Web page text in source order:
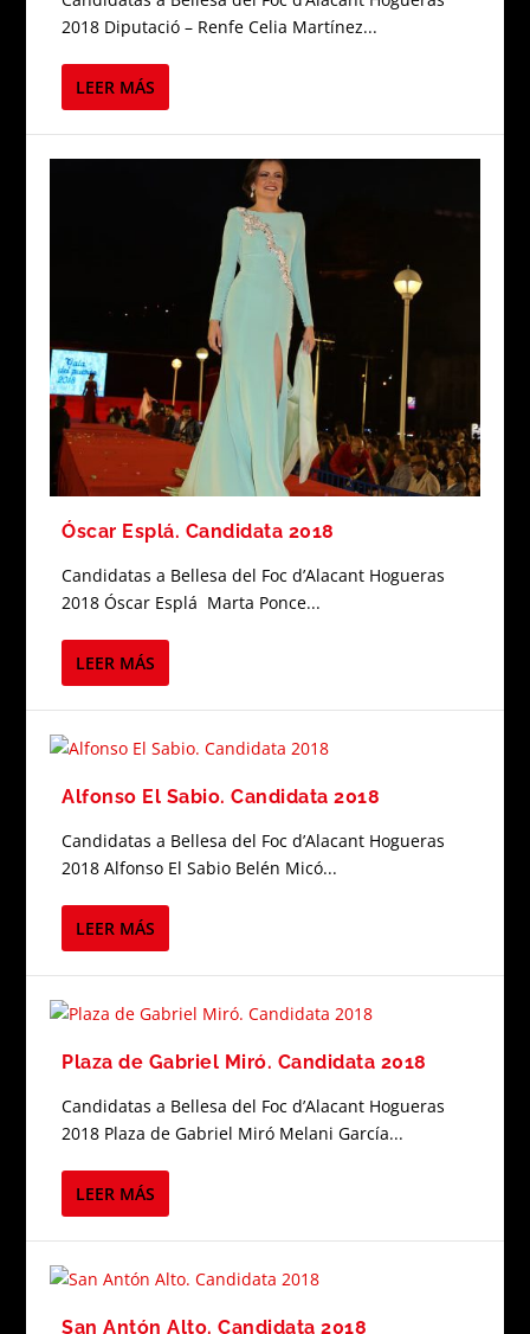
2018 Diputació – Renfe Celia Martínez...
LEER MÁS
Óscar Esplá. Candidata 2018
Candidatas a Bellesa del Foc d’Alacant Hogueras
2018 Óscar Esplá Marta Ponce...
LEER MÁS
Alfonso El Sabio. Candidata 2018
Candidatas a Bellesa del Foc d’Alacant Hogueras
2018 Alfonso El Sabio Belén Micó...
LEER MÁS
Plaza de Gabriel Miró. Candidata 2018
Candidatas a Bellesa del Foc d’Alacant Hogueras
2018 Plaza de Gabriel Miró Melani García...
LEER MÁS
San Antón Alto. Candidata 2018